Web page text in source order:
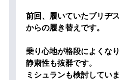
前回、履いていたブリヂ
からの履き替えです。
乗り心地が格段によくなり
静粛性も抜群です。
ミシュランも検討してい